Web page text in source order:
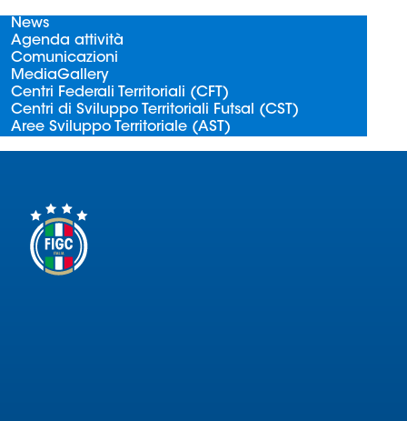
News
Agenda attività
Comunicazioni
MediaGallery
Centri Federali Territoriali (CFT)
Centri di Sviluppo Territoriali Futsal (CST)
Aree Sviluppo Territoriale (AST)